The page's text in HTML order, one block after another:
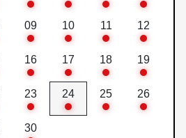
09 10 11 12
16 17 18 19
23 24 25 26
30